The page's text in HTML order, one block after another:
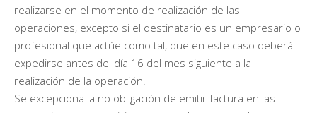
realizarse en el momento de realización de las
operaciones, excepto si el destinatario es un empresario o
profesional que actúe como tal, que en este caso deberá
expedirse antes del día 16 del mes siguiente a la
realización de la operación.
Se excepciona la no obligación de emitir factura en las